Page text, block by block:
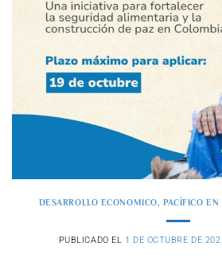
DESARROLLO ECONOMICO, PACÍFICO EN
PUBLICADO EL 1 DE OCTUBRE DE